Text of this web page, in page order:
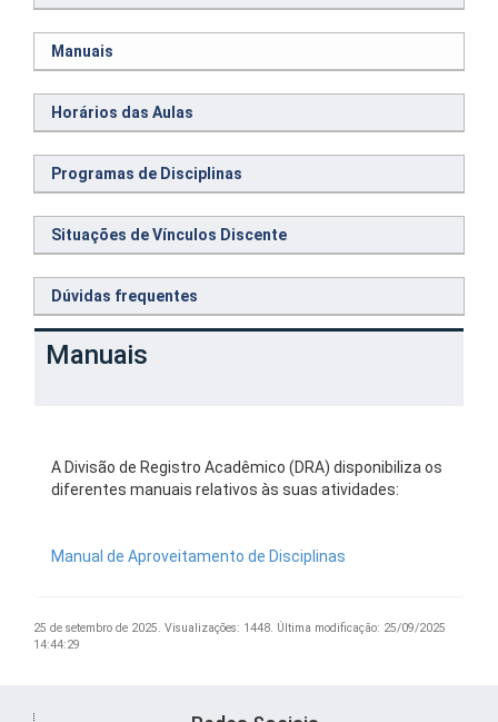
Manuais
Horários das Aulas
Programas de Disciplinas
Situações de Vínculos Discente
Dúvidas frequentes
Manuais
A Divisão de Registro Acadêmico (DRA) disponibiliza os
diferentes manuais relativos às suas atividades:
Manual de Aproveitamento de Disciplinas
25 de setembro de 2025. Visualizações: 1448. Última modificação: 25/09/2025
14:44:29